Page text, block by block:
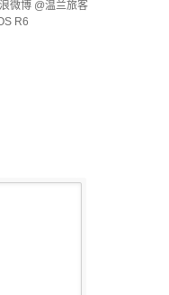
微博 @温兰旅客
R6